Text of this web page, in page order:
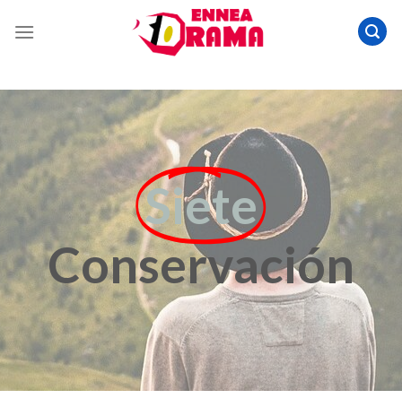
Siete
Conservación